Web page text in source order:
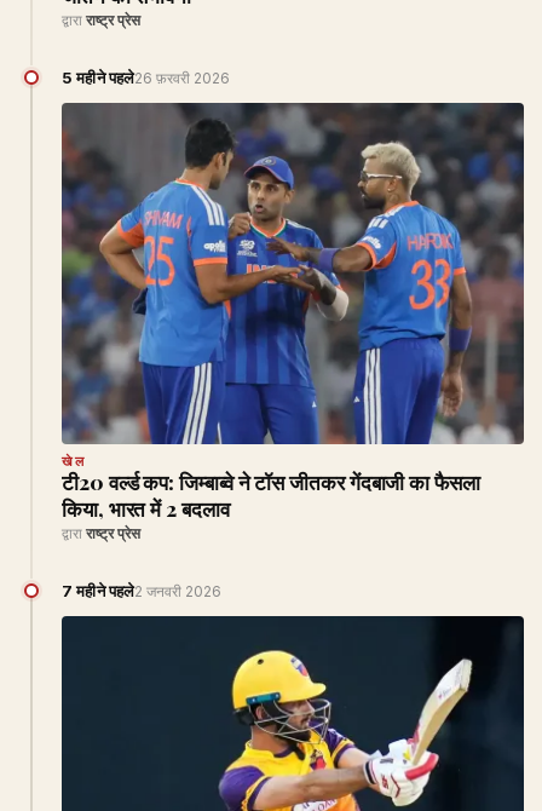
द्वारा राष्ट्र प्रेस
5 महीने पहले26 फ़रवरी 2026
खेल
टी20 वर्ल्ड कप: जिम्बाब्वे ने टॉस जीतकर गेंदबाजी का फैसला
किया, भारत में 2 बदलाव
द्वारा राष्ट्र प्रेस
7 महीने पहले2 जनवरी 2026